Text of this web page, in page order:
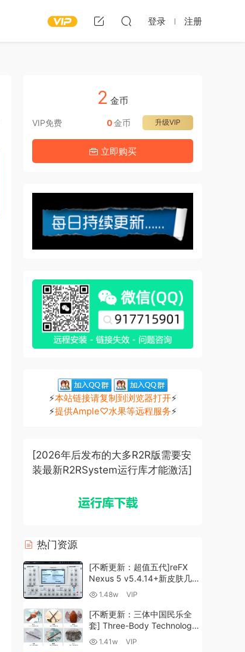
登录 注册
2 金币
VIP免费 升级VIP
0金币
立即购买
⚡本站链接请复制到浏览器打开⚡
⚡提供Ample♡水果等远程服务⚡
[2026年后发布的大多R2R版需要安
装最新R2RSystem运行库才能激活]
热门资源
[不断更新：超值五代]reFX
Nexus 5 v5.4.14+新皮肤几十
套+原厂+全套扩展+教程
1.48w VIP
[不断更新：三体中国民乐全
套] Three-Body Technology-
R2R [WiN, MacOSX]
1.41w VIP